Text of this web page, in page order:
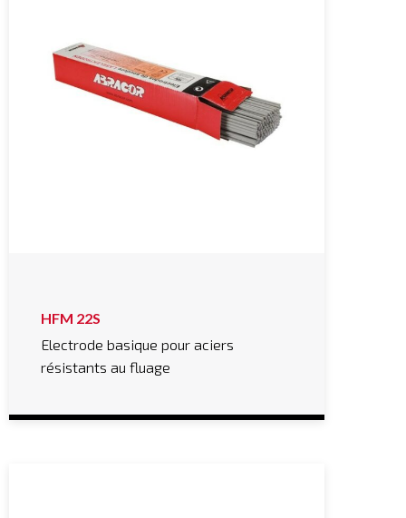
HFM 22S
Electrode basique pour aciers
résistants au fluage